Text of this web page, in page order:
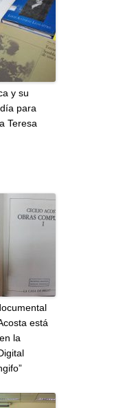
y su
para
Teresa
está
la